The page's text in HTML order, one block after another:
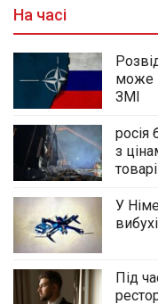
На часі
може
ЗМІ
росія
з
У
Під